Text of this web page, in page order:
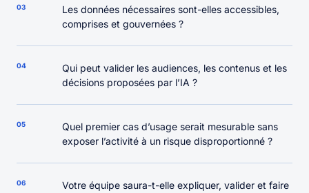
03
Les données nécessaires sont-elles accessibles,
comprises et gouvernées ?
04
Qui peut valider les audiences, les contenus et les
décisions proposées par l’IA ?
05
Quel premier cas d’usage serait mesurable sans
exposer l’activité à un risque disproportionné ?
06
Votre équipe saura-t-elle expliquer, valider et faire